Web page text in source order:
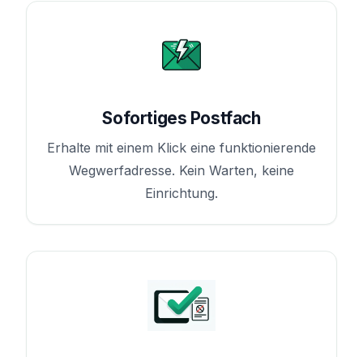
Sofortiges Postfach
Erhalte mit einem Klick eine funktionierende
Wegwerfadresse. Kein Warten, keine
Einrichtung.